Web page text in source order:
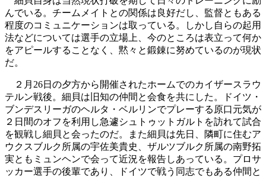
んでいる。チームメイトとの関係は良好だし、監督ともある
程度のコミュニケーションは取っている。しかし自らの起用
法などについては選手の立場上、今のところは表立って何か
をアピールすることなく、黙々と鍛錬に努めているのが現状
だ。
２月26日の夕方から開催されたホームでのカイザースラウ
テルン戦後。細貝は旧知の仲間と会食を共にした。ドイツ・
ブンデスリーガのヘルタ・ベルリンでプレーする原口元気が
２日間のオフを利用し急遽シュトゥットガルトを訪れて試合
を観戦し細貝と会ったのだ。また細貝は先日、隣町に住むア
ウクスブルク所属の宇佐美貴史、ザルツブルク所属の南野拓
実ともミュンヘンで会って近況を報告しあっている。プロサ
ッカー選手の後輩であり、ドイツで戦う同志でもある仲間と